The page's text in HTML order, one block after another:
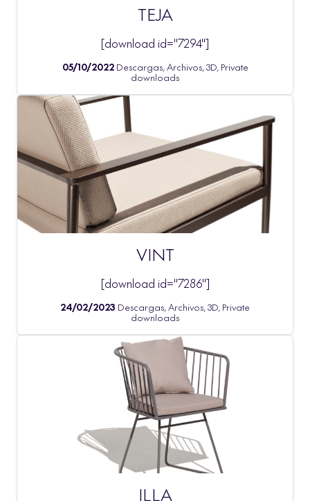
TEJA
[download id="7294"]
05/10/2022Descargas, Archivos, 3D, Private
downloads
VINT
[download id="7286"]
24/02/2023 Descargas, Archivos, 3D, Private
downloads
ILLA